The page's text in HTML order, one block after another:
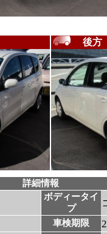
後方
詳細情報
ボディータイ
プ
車検期限